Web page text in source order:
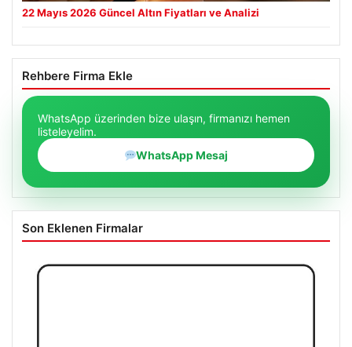
22 Mayıs 2026 Güncel Altın Fiyatları ve Analizi
Rehbere Firma Ekle
WhatsApp üzerinden bize ulaşın, firmanızı hemen
listeleyelim.
WhatsApp Mesaj
Son Eklenen Firmalar